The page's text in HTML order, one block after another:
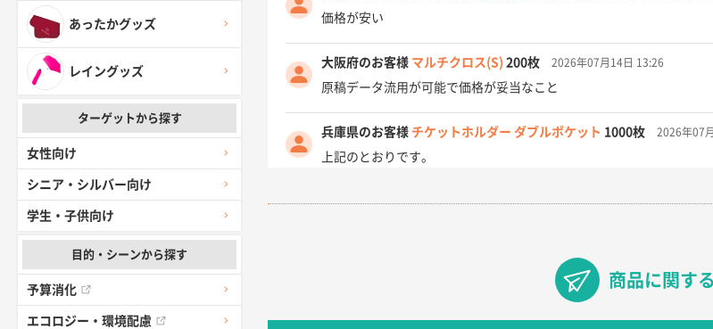
あったかグッズ
レイングッズ
ターゲットから探す
女性向け
シニア・シルバー向け
学生・子供向け
目的・シーンから探す
予算消化
エコロジー・環境配慮
価格が安い
大阪府のお客様 マルチクロス(S) 200枚 2026年07月14日 13:26
原稿データ流用が可能で価格が妥当なこと
兵庫県のお客様 チケットホルダー ダブルポケット 1000枚 2026年07
上記のとおりです。
愛知県I社様 【オーダー商品】特別ご注文ページ043000枚 2026年07月
フレキソレジ袋 Uバッグ 35号 5000枚 2026年06月28日
商品に関す